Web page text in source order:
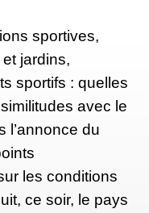
sportives,
jardins,
sportifs : quelles
avec le
l’annonce du
les conditions
ce soir, le pays